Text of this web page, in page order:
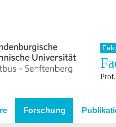
Studium
Studienangebot
Im Studium
Nach dem
Forschung